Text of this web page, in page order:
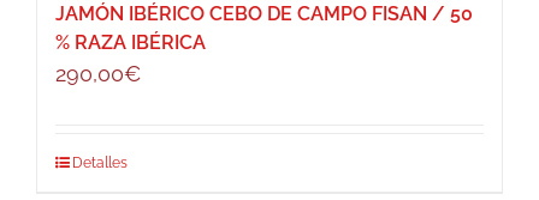
JAMÓN IBÉRICO CEBO DE CAMPO FISAN / 50
% RAZA IBÉRICA
290,00€
Detalles